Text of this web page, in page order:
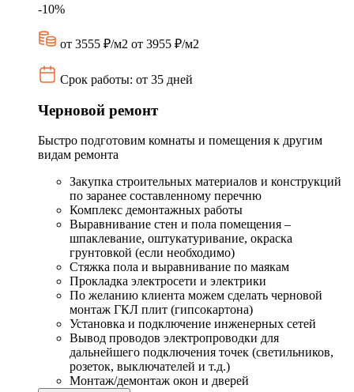
-10%
от 3555 ₽/м2 от 3955 ₽/м2
Срок работы: от 35 дней
Черновой ремонт
Быстро подготовим комнаты и помещения к другим
видам ремонта
Закупка строительных материалов и конструкций
по заранее составленному перечню
Комплекс демонтажных работы
Выравнивание стен и пола помещения –
шпаклевание, оштукатуривание, окраска
грунтовкой (если необходимо)
Стяжка пола и выравнивание по маякам
Прокладка электросети и электрики
По желанию клиента можем сделать черновой
монтаж ГКЛ плит (гипсокартона)
Установка и подключение инженерных сетей
Вывод проводов электропроводки для
дальнейшего подключения точек (светильников,
розеток, выключателей и т.д.)
Монтаж/демонтаж окон и дверей